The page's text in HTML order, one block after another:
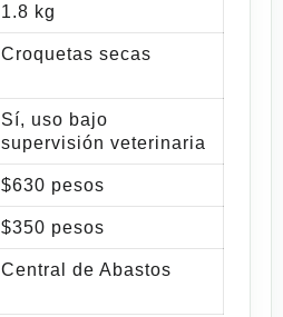
1.8 kg
Croquetas secas
Sí, uso bajo
supervisión veterinaria
$630 pesos
$350 pesos
Central de Abastos